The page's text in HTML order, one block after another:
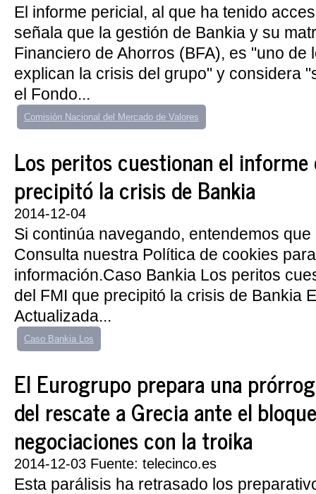
El informe pericial, al que ha tenido
señala que la gestión de Bankia y su
Financiero de Ahorros (BFA), es "uno de
explican la crisis del grupo" y considera
el Fondo...
Comisión Nacional del Mercado de Valores
Los peritos cuestionan el informe
precipitó la crisis de Bankia
2014-12-04
Si continúa navegando, entendemos
Consulta nuestra Política de cookies
información.Caso Bankia Los peritos
del FMI que precipitó la crisis de Bankia
Actualizada...
Caso Bankia Los
El Eurogrupo prepara una
del rescate a Grecia ante el
negociaciones con la troika
2014-12-03 Fuente: telecinco.es
Esta parálisis ha retrasado los